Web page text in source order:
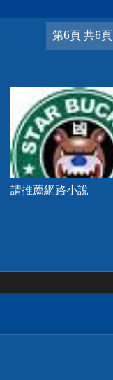
第6頁 共6頁
請推薦網路小說